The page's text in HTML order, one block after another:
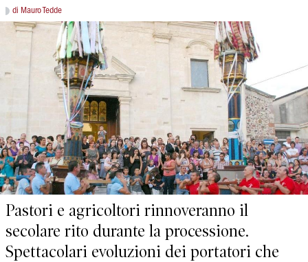
di Mauro Tedde
Pastori e agricoltori rinnoveranno il
secolare rito durante la processione.
Spettacolari evoluzioni dei portatori che